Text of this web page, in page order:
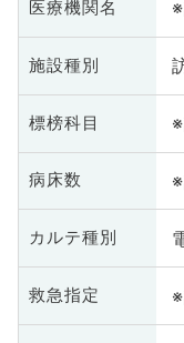
医療機関名
施設種別
標榜科目
病床数
カルテ種別
救急指定